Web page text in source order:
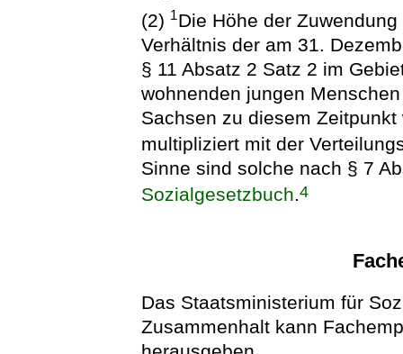
(2) 1Die Höhe der
Verhältnis der am 31.
§ 11 Absatz 2 Satz 2 im
wohnenden jungen
Sachsen zu diesem
multipliziert mit der
Sinne sind solche nach § 7
Sozialgesetzbuch.4
Das Staatsministerium für
Zusammenhalt kann